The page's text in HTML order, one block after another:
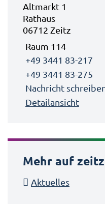
Altmarkt 1
Rathaus
06712 Zeitz
Raum 114
+49 3441 83-217
+49 3441 83-275
Nachricht
Detailansicht
Mehr auf
Aktuelles